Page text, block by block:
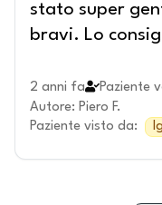
stato super
bravi. Lo
2 anni fa
Paziente
Autore: Piero F.
Paziente visto da: